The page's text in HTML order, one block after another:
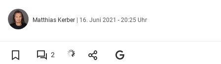
Matthias Kerber | 16. Juni 2021 - 20:25 Uhr
2